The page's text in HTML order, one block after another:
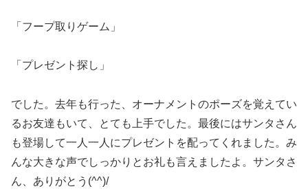
「フープ取りゲーム」
「プレゼント探し」
でした。去年も行った、オーナメントのポーズを覚えてい
るお友達もいて、とても上手でした。最後にはサンタさん
も登場して一人一人にプレゼントを配ってくれました。み
んな大きな声でしっかりとお礼も言えましたよ。サンタさ
ん、ありがとう(^^)/